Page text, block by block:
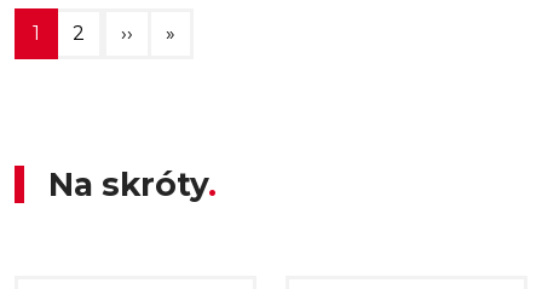
1 2 ›› Następna strona
»
Na skróty